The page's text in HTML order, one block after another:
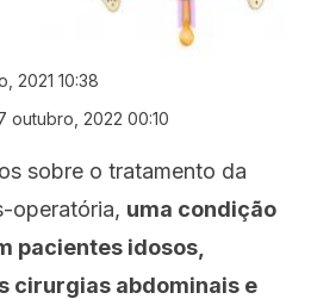
2021 10:38
outubro, 2022 00:10
sobre o tratamento da
operatória, uma condição
pacientes idosos,
cirurgias abdominais e